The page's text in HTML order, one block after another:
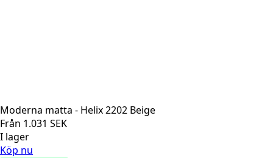
Moderna matta - Helix 2202 Beige
Från 1.031 SEK
I lager
Köp nu